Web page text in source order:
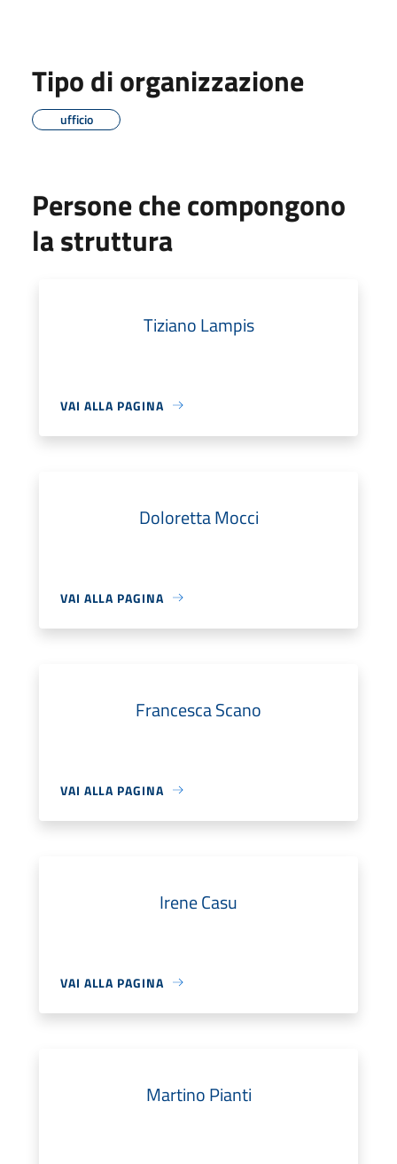
Tipo di organizzazione
ufficio
Persone che compongono
la struttura
Tiziano Lampis
VAI ALLA PAGINA
Doloretta Mocci
VAI ALLA PAGINA
Francesca Scano
VAI ALLA PAGINA
Irene Casu
VAI ALLA PAGINA
Martino Pianti